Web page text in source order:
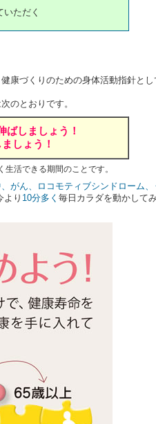
ただく
康づくりのための身体活動指針とし
のとおりです。
ばしましょう！
しょう！
活できる期間のことです。
がん、ロコモティブシンドローム、
より 10分多く 毎日カラダを動かして